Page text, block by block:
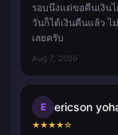
รอบนึงแต่ขอคืนเงิน
วันก็ได้เงินคืนแล้ว ไ
เลยครับ
Aug 7, 2026
E
★★★★☆